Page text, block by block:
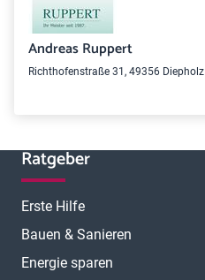
Andreas Ruppert
Richthofenstraße 31, 49356 Diepholz
Ratgeber
Erste Hilfe
Bauen & Sanieren
Energie sparen